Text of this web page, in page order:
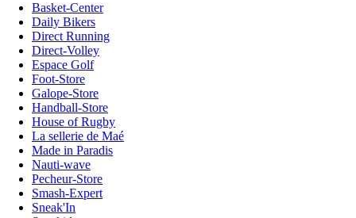
Basket-Center
Daily Bikers
Direct Running
Direct-Volley
Espace Golf
Foot-Store
Galope-Store
Handball-Store
House of Rugby
La sellerie de Maé
Made in Paradis
Nauti-wave
Pecheur-Store
Smash-Expert
Sneak'In